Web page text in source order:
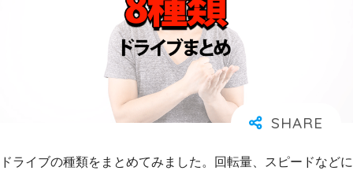
ドライブの種類をまとめてみました。回転量、スピードなどに